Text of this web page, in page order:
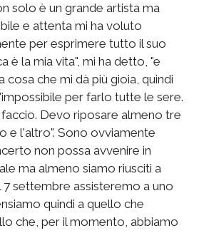
solo è un grande artista ma
e attenta mi ha voluto
per esprimere tutto il suo
è la mia vita", mi ha detto, "e
cosa che mi dà più gioia, quindi
per farlo tutte le sere.
Devo riposare almeno tre
e l'altro". Sono ovviamente
non possa avvenire in
ma almeno siamo riusciti a
7 settembre assisteremo a uno
quindi a quello che
che, per il momento, abbiamo